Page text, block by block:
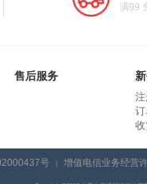
满99
售后服务
号 | 增值电信业务经营